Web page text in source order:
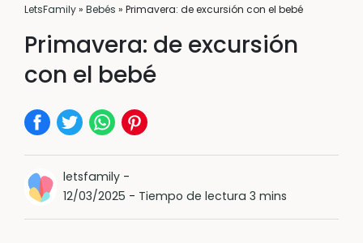
LetsFamily» Bebés » Primavera: de excursión con el bebé
Primavera: de excursión
con el bebé
letsfamily -
12/03/2025 - Tiempo de lectura 3 mins